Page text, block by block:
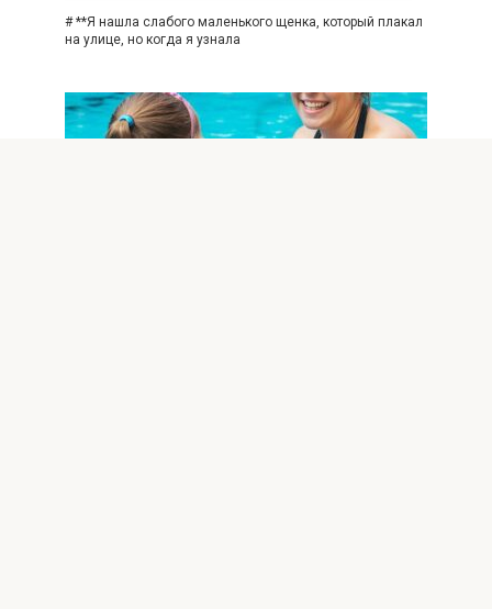
# **Я нашла слабого маленького щенка, который плакал
на улице, но когда я узнала